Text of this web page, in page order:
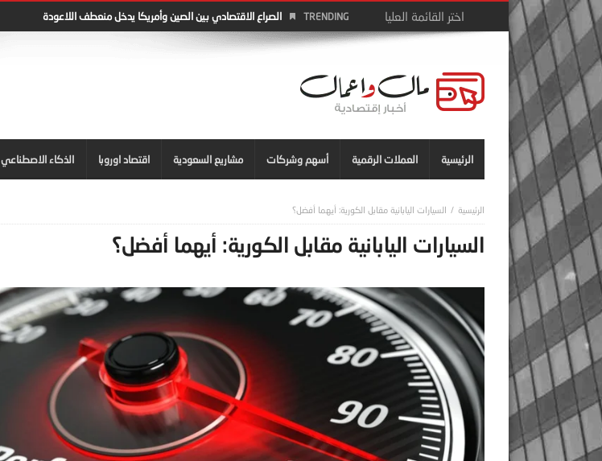
TRENDING الصراع الاقتصادي بين الصين وأمريكا يدخل منعطف اللاعودة
الرئيسية العملات الرقمية أسهم وشركات مشاريع السعودية اقتصاد اوروبا الذكاء الاصطناعي
السيارات اليابانية مقابل الكورية: أيهما أفضل؟
السيارات اليابانية مقابل الكورية: أيهما أفضل؟